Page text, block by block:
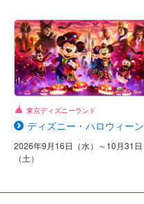
東京ディズニーランド
ディズニー・ハロウィーン
2026年9月16日（水）～10月31日
（土）